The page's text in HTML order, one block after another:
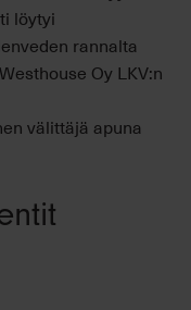
löytyi
rannalta
Oy LKV:n
välittäjä apuna